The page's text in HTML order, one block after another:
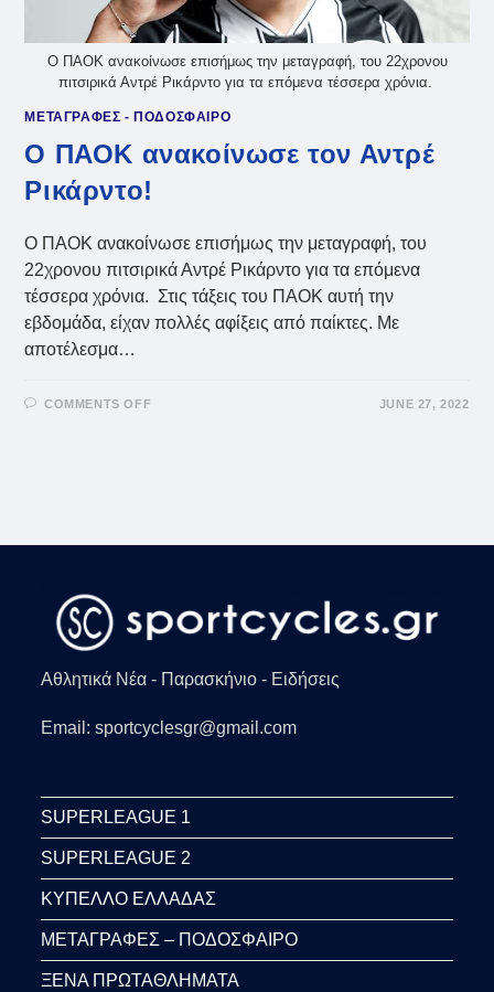
Ο ΠΑΟΚ ανακοίνωσε επισήμως την μεταγραφή, του 22χρονου
πιτσιρικά Αντρέ Ρικάρντο για τα επόμενα τέσσερα χρόνια.
ΜΕΤΑΓΡΑΦΕΣ - ΠΟΔΟΣΦΑΙΡΟ
Ο ΠΑΟΚ ανακοίνωσε τον Αντρέ
Ρικάρντο!
Ο ΠΑΟΚ ανακοίνωσε επισήμως την μεταγραφή, του
22χρονου πιτσιρικά Αντρέ Ρικάρντο για τα επόμενα
τέσσερα χρόνια. Στις τάξεις του ΠΑΟΚ αυτή την
εβδομάδα, είχαν πολλές αφίξεις από παίκτες. Με
αποτέλεσμα…
COMMENTS OFF JUNE 27, 2022
Αθλητικά Νέα - Παρασκήνιο - Ειδήσεις
Email: sportcyclesgr@gmail.com
SUPERLEAGUE 1
SUPERLEAGUE 2
ΚΥΠΕΛΛΟ ΕΛΛΑΔΑΣ
ΜΕΤΑΓΡΑΦΕΣ – ΠΟΔΟΣΦΑΙΡΟ
ΞΕΝΑ ΠΡΩΤΑΘΛΗΜΑΤΑ